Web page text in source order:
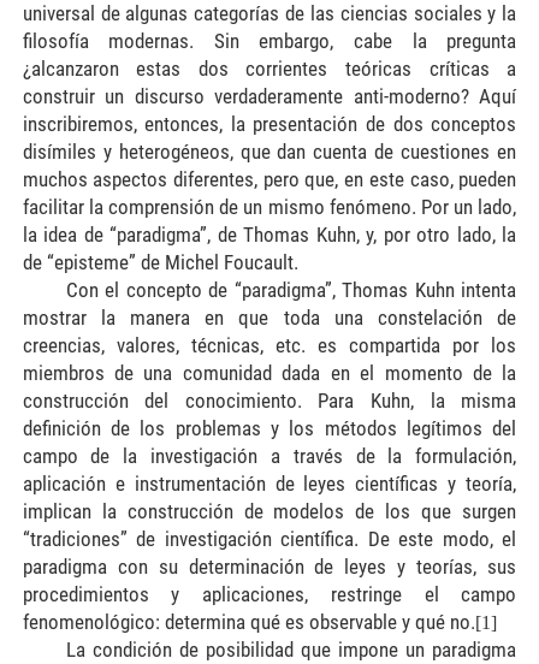
universal de algunas categorías de las ciencias sociales y la
filosofía modernas. Sin embargo, cabe la pregunta
¿alcanzaron estas dos corrientes teóricas críticas a
construir un discurso verdaderamente anti-moderno? Aquí
inscribiremos, entonces, la presentación de dos conceptos
disímiles y heterogéneos, que dan cuenta de cuestiones en
muchos aspectos diferentes, pero que, en este caso, pueden
facilitar la comprensión de un mismo fenómeno. Por un lado,
la idea de “paradigma”, de Thomas Kuhn, y, por otro lado, la
de “episteme” de Michel Foucault.
Con el concepto de “paradigma”, Thomas Kuhn intenta
mostrar la manera en que toda una constelación de
creencias, valores, técnicas, etc. es compartida por los
miembros de una comunidad dada en el momento de la
construcción del conocimiento. Para Kuhn, la misma
definición de los problemas y los métodos legítimos del
campo de la investigación a través de la formulación,
aplicación e instrumentación de leyes científicas y teoría,
implican la construcción de modelos de los que surgen
“tradiciones” de investigación científica. De este modo, el
paradigma con su determinación de leyes y teorías, sus
procedimientos y aplicaciones, restringe el campo
fenomenológico: determina qué es observable y qué no.[1]
La condición de posibilidad que impone un paradigma